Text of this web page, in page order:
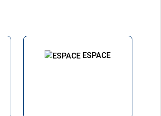
ESPACE